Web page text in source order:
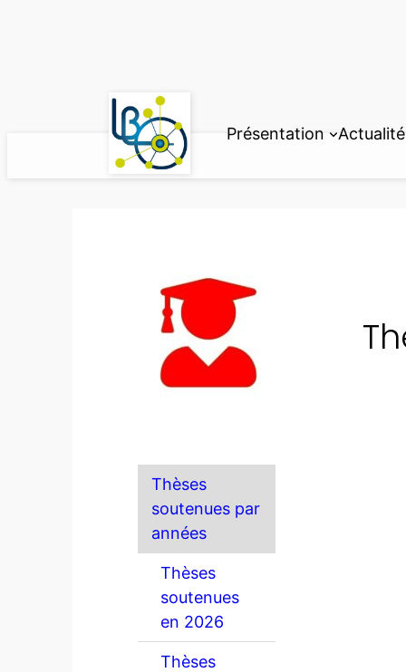
Présentation
Thèses
soutenues par
années
Thèses
soutenues
en 2026
Thèses